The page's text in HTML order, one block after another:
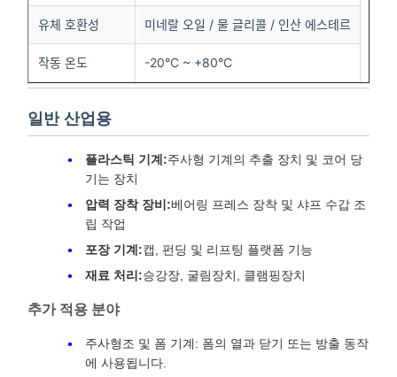
유체 호환성 미네랄 오일 / 물 글리콜 / 인산 에스테르
작동 온도 -20°C ~ +80°C
일반 산업용
플라스틱 기계:주사형 기계의 추출 장치 및 코어 당
기는 장치
압력 장착 장비:베어링 프레스 장착 및 샤프 수갑 조
립 작업
포장 기계:캡, 펀딩 및 리프팅 플랫폼 기능
재료 처리:승강장, 굴림장치, 클램핑장치
추가 적용 분야
주사형조 및 폼 기계: 폼의 열과 닫기 또는 방출 동작
에 사용됩니다.